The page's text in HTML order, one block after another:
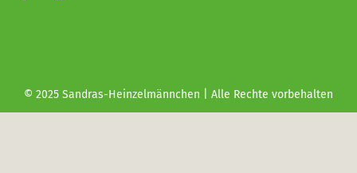
© 2025 Sandras-Heinzelmännchen | Alle Rechte vorbehalten